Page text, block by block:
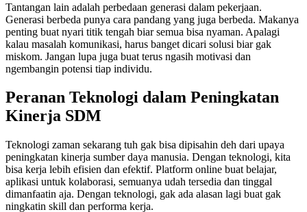
Tantangan lain adalah perbedaan generasi dalam pekerjaan.
Generasi berbeda punya cara pandang yang juga berbeda. Makanya
penting buat nyari titik tengah biar semua bisa nyaman. Apalagi
kalau masalah komunikasi, harus banget dicari solusi biar gak
miskom. Jangan lupa juga buat terus ngasih motivasi dan
ngembangin potensi tiap individu.
Peranan Teknologi dalam Peningkatan
Kinerja SDM
Teknologi zaman sekarang tuh gak bisa dipisahin deh dari upaya
peningkatan kinerja sumber daya manusia. Dengan teknologi, kita
bisa kerja lebih efisien dan efektif. Platform online buat belajar,
aplikasi untuk kolaborasi, semuanya udah tersedia dan tinggal
dimanfaatin aja. Dengan teknologi, gak ada alasan lagi buat gak
ningkatin skill dan performa kerja.